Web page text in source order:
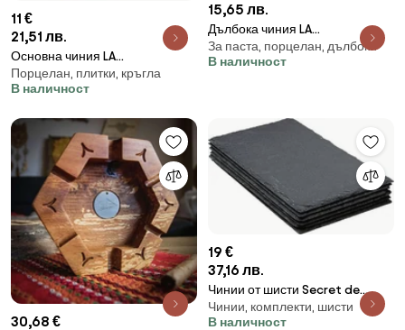
11 €
21,51 лв.
Основна чиния LA
MEDITERRANEA Neira, 27cm
Порцелан, плитки, кръгла
В наличност
15,65 лв.
Дълбока чиния LA
MEDITERRANEA Beloi
,18см,порцелан
За паста, порцелан, дълбоки
В наличност
30,68 €
19 €
37,16 лв.
Чинии от шисти Secret de
Gourmet, 6 броя, 18x30см
Чинии, комплекти, шисти
В наличност